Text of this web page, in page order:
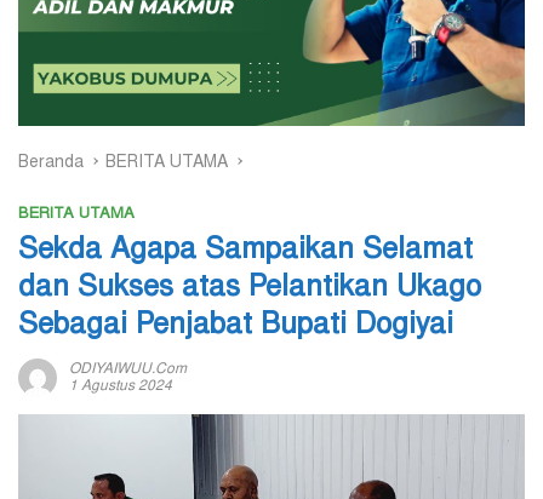
Beranda BERITA UTAMA
BERITA UTAMA
Sekda Agapa Sampaikan Selamat
dan Sukses atas Pelantikan Ukago
Sebagai Penjabat Bupati Dogiyai
ODIYAIWUU.com
1 Agustus 2024